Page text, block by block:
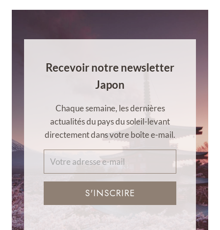
Recevoir notre newsletter
Japon
Chaque semaine, les dernières
actualités du pays du soleil-levant
directement dans votre boîte e-mail.
S'INSCRIRE